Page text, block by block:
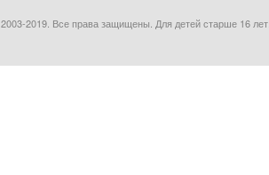
2019. Все права защищены. Для детей старше 16 лет.